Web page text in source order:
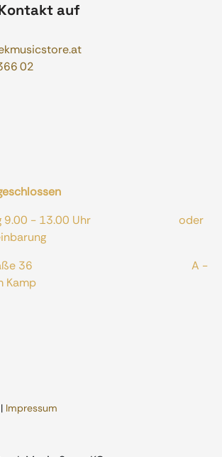
auf
02
9.00 - 13.00 Uhr oder
36 A -
Kamp
| Impressum